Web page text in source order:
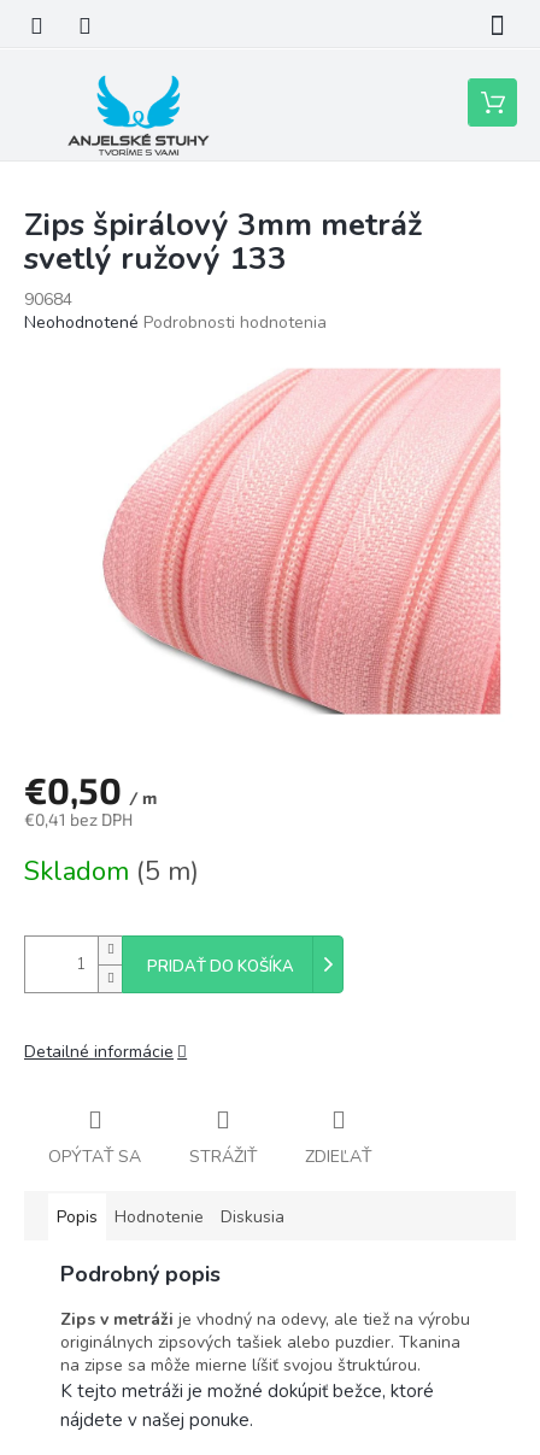
obsah
Nákupný
košík
Zips špirálový 3mm metráž
svetlý ružový 133
90684
Priemerné
Neohodnotené Podrobnosti hodnotenia
€0,50 / m
€0,41 bez DPH
cena:
Skladom (5 m)
PRIDAŤ DO KOŠÍKA
Detailné informácie
OPÝTAŤ SA STRÁŽIŤ ZDIEĽAŤ
Popis Hodnotenie Diskusia
Podrobný popis
Zips v metráži je vhodný na odevy, ale tiež na výrobu
originálnych zipsových tašiek alebo puzdier. Tkanina
na zipse sa môže mierne líšiť svojou štruktúrou.
K tejto metráži je možné dokúpiť bežce, ktoré
nájdete v našej ponuke.